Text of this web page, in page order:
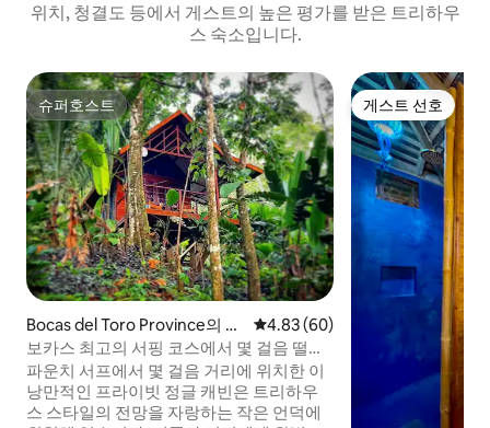
위치, 청결도 등에서 게스트의 높은 평가를 받은 트리하우
스 숙소입니다.
슈퍼호스트
슈퍼호스트
Bocas del Toro Province의 통
나무집
평점 4.83점(5점 만점), 후기 60
4.83 (60)
보카스 최고의 서핑 코스에서 몇 걸음 떨어
진 낭만적인 전용 캐빈
파운치 서프에서 몇 걸음 거리에 위치한 이
낭만적인 프라이빗 정글 캐빈은 트리하우
스 스타일의 전망을 자랑하는 작은 언덕에
게스트 선호
게스트 선호